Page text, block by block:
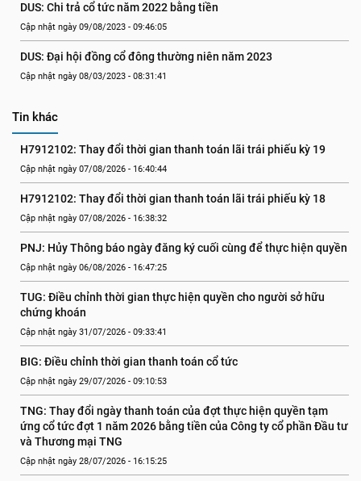
DUS: Chi trả cổ tức năm 2022 bằng tiền
Cập nhật ngày 09/08/2023 - 09:46:05
DUS: Đại hội đồng cổ đông thường niên năm 2023
Cập nhật ngày 08/03/2023 - 08:31:41
Tin khác
H7912102: Thay đổi thời gian thanh toán lãi trái phiếu kỳ 19
Cập nhật ngày 07/08/2026 - 16:40:44
H7912102: Thay đổi thời gian thanh toán lãi trái phiếu kỳ 18
Cập nhật ngày 07/08/2026 - 16:38:32
PNJ: Hủy Thông báo ngày đăng ký cuối cùng để thực hiện quyền
Cập nhật ngày 06/08/2026 - 16:47:25
TUG: Điều chỉnh thời gian thực hiện quyền cho người sở hữu
chứng khoán
Cập nhật ngày 31/07/2026 - 09:33:41
BIG: Điều chỉnh thời gian thanh toán cổ tức
Cập nhật ngày 29/07/2026 - 09:10:53
TNG: Thay đổi ngày thanh toán của đợt thực hiện quyền tạm
ứng cổ tức đợt 1 năm 2026 bằng tiền của Công ty cổ phần Đầu tư
và Thương mại TNG
Cập nhật ngày 28/07/2026 - 16:15:25